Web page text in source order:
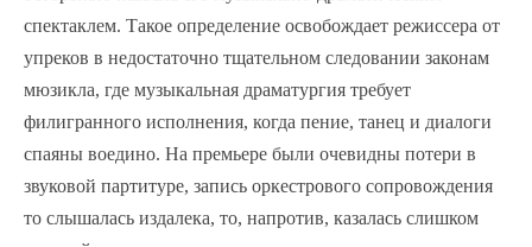
спектаклем. Такое определение освобождает режиссера от
упреков в недостаточно тщательном следовании законам
мюзикла, где музыкальная драматургия требует
филигранного исполнения, когда пение, танец и диалоги
спаяны воедино. На премьере были очевидны потери в
звуковой партитуре, запись оркестрового сопровождения
то слышалась издалека, то, напротив, казалась слишком